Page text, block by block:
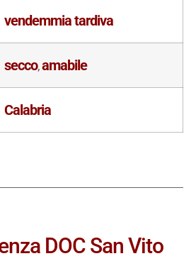
vendemmia tardiva
secco,amabile
Calabria
DOC San Vito